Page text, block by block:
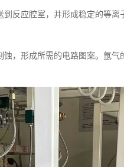
反应腔室，并形成稳定的等离
，形成所需的电路图案。氩气